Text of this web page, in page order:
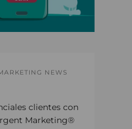
NEWS
clientes con
Marketing®